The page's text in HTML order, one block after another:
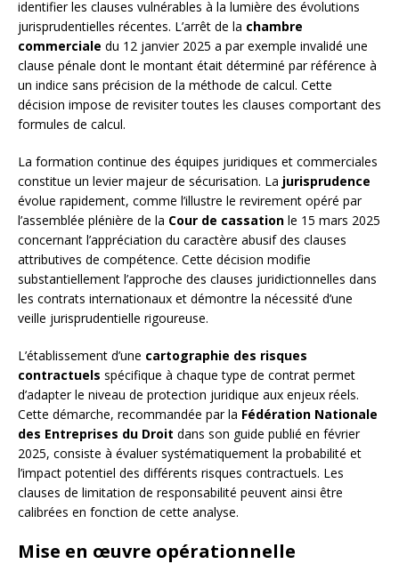
identifier les clauses vulnérables à la lumière des évolutions
jurisprudentielles récentes. L’arrêt de la chambre
commerciale du 12 janvier 2025 a par exemple invalidé une
clause pénale dont le montant était déterminé par référence à
un indice sans précision de la méthode de calcul. Cette
décision impose de revisiter toutes les clauses comportant des
formules de calcul.
La formation continue des équipes juridiques et commerciales
constitue un levier majeur de sécurisation. La jurisprudence
évolue rapidement, comme l’illustre le revirement opéré par
l’assemblée plénière de la Cour de cassation le 15 mars 2025
concernant l’appréciation du caractère abusif des clauses
attributives de compétence. Cette décision modifie
substantiellement l’approche des clauses juridictionnelles dans
les contrats internationaux et démontre la nécessité d’une
veille jurisprudentielle rigoureuse.
L’établissement d’une cartographie des risques
contractuels spécifique à chaque type de contrat permet
d’adapter le niveau de protection juridique aux enjeux réels.
Cette démarche, recommandée par la Fédération Nationale
des Entreprises du Droit dans son guide publié en février
2025, consiste à évaluer systématiquement la probabilité et
l’impact potentiel des différents risques contractuels. Les
clauses de limitation de responsabilité peuvent ainsi être
calibrées en fonction de cette analyse.
Mise en œuvre opérationnelle